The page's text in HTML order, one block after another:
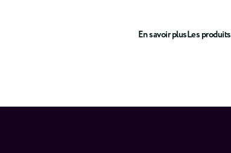
En savoir plusLes produits